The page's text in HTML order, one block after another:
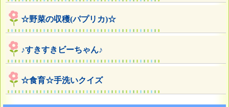
☆野菜の収穫(パプリカ)☆
♪すきすきビーちゃん♪
☆食育☆手洗いクイズ